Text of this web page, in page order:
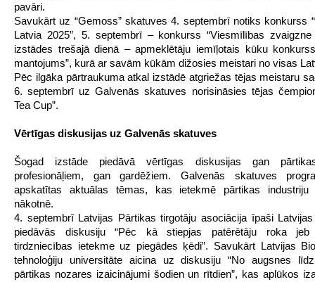
pavāri.
Savukārt uz “Gemoss” skatuves 4. septembrī notiks konkurss
Latvia 2025”, 5. septembrī – konkurss “Viesmīlības zvaigzne
izstādes trešajā dienā – apmeklētāju iemīļotais kūku
mantojums”, kurā ar savām kūkām dižosies meistari no visas
Pēc ilgāka pārtraukuma atkal izstādē atgriežas tējas meistaru
6. septembrī uz Galvenās skatuves norisināsies tējas
Tea Cup”.
Vērtīgas diskusijas uz Galvenās skatuves
Šogad izstāde piedāvā vērtīgas diskusijas gan
profesionāļiem, gan gardēžiem. Galvenās skatuves
apskatītas aktuālas tēmas, kas ietekmē pārtikas industriju
nākotnē.
4. septembrī Latvijas Pārtikas tirgotāju asociācija īpaši
piedāvās diskusiju “Pēc kā stiepjas patērētāju roka jeb
tirdzniecības ietekme uz piegādes ķēdi”. Savukārt Latvijas
tehnoloģiju universitāte aicina uz diskusiju “No augsnes
pārtikas nozares izaicinājumi šodien un rītdien”, kas aplūkos